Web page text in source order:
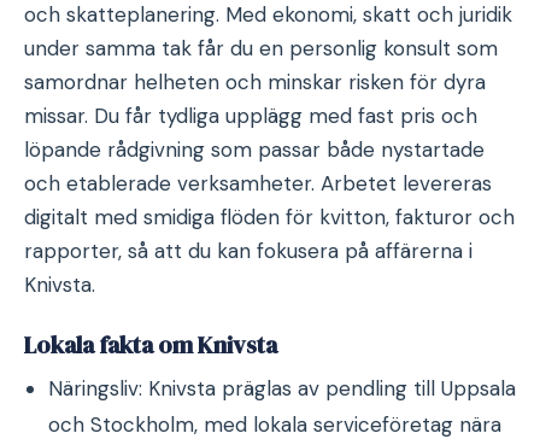
och skatteplanering. Med ekonomi, skatt och juridik
under samma tak får du en personlig konsult som
samordnar helheten och minskar risken för dyra
missar. Du får tydliga upplägg med fast pris och
löpande rådgivning som passar både nystartade
och etablerade verksamheter. Arbetet levereras
digitalt med smidiga flöden för kvitton, fakturor och
rapporter, så att du kan fokusera på affärerna i
Knivsta.
Lokala fakta om Knivsta
Näringsliv: Knivsta präglas av pendling till Uppsala
och Stockholm, med lokala serviceföretag nära